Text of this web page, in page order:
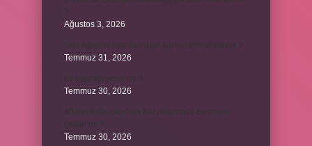
?
Ağustos 3, 2026
Sen Ağlama İstanbul’daki şarkıyı kim söylüyor ?
Temmuz 31, 2026
Itır yaprağı yenir mi ?
Temmuz 30, 2026
40 bin İhlâs okurken her defasında besmele
Temmuz 30, 2026